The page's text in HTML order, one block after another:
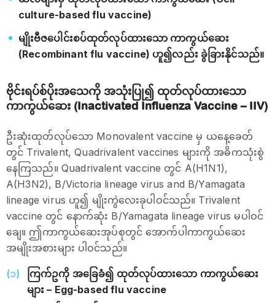
culture-based flu vaccine)
မျိုးဗီဇပေါင်းစပ်ထုတ်လုပ်ထားသော ကာကွယ်ဆေး
(Recombinant flu vaccine) ဟူ၍လည်း ခွဲခြားနိုင်သည်။
ဗိုင်းရပ်စ်ပိုးအသေကို အသုံးပြု၍ ထုတ်လုပ်ထားသော
ကာကွယ်ဆေး (Inactivated Influenza Vaccine – IIV)
ဦးဆုံးထုတ်လုပ်သော Monovalent vaccine မှ ယနေ့ခေတ်
တွင် Trivalent, Quadrivalent vaccines များကို အဓိကသုံးစွဲ
နေကြသည်။ Quadrivalent vaccine တွင် A(H1N1),
A(H3N2), B/Victoria lineage virus and B/Yamagata
lineage virus ဟူ၍ မျိုးကွဲလေးခုပါဝင်သည်။ Trivalent
vaccine တွင် နောက်ဆုံး B/Yamagata lineage virus မပါဝင်
ချေ။ ဤကာကွယ်ဆေးအုပ်စုတွင် အောက်ပါကာကွယ်ဆေး
အမျိုးအစားများ ပါဝင်သည်။
ကြက်ဥကို အခြေခံ၍ ထုတ်လုပ်ထားသော ကာကွယ်ဆေး
များ – Egg-based flu vaccine